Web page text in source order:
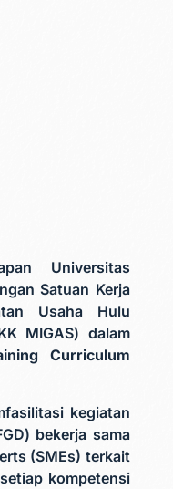
Universitas
Satuan Kerja
Usaha Hulu
MIGAS) dalam
Curriculum
kegiatan
bekerja sama
(SMEs) terkait
kompetensi